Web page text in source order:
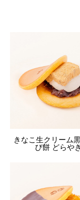
きなこ生クリーム
び餅 どらやき